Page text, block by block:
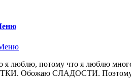
я люблю, потому что я люблю
СЛАДОСТИ. Поэтому,